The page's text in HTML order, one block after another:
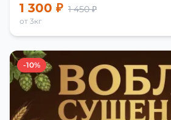
1 300 ₽ 1 450 ₽
от 3кг
-10%